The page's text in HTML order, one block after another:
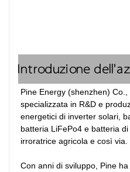
Introduzione
Pine Energy (shenzhen)
specializzata in R&D e
energetici di inverter solari,
batteria LiFePo4 e batteria
irroratrice agricola e così via.
Con anni di sviluppo, Pine